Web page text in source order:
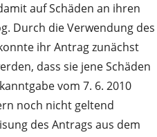
auf Schäden an ihren
Durch die Verwendung des
ihr Antrag zunächst
dass sie jene Schäden
vom 7. 6. 2010
noch nicht geltend
des Antrags aus dem